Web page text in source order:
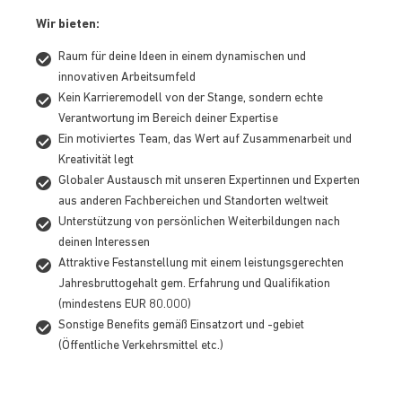
Wir bieten:
Raum für deine Ideen in einem dynamischen und
innovativen Arbeitsumfeld
Kein Karrieremodell von der Stange, sondern echte
Verantwortung im Bereich deiner Expertise
Ein motiviertes Team, das Wert auf Zusammenarbeit und
Kreativität legt
Globaler Austausch mit unseren Expertinnen und Experten
aus anderen Fachbereichen und Standorten weltweit
Unterstützung von persönlichen Weiterbildungen nach
deinen Interessen
Attraktive Festanstellung mit einem leistungsgerechten
Jahresbruttogehalt gem. Erfahrung und Qualifikation
(mindestens EUR 80.000)
Sonstige Benefits gemäß Einsatzort und -gebiet
(Öffentliche Verkehrsmittel etc.)